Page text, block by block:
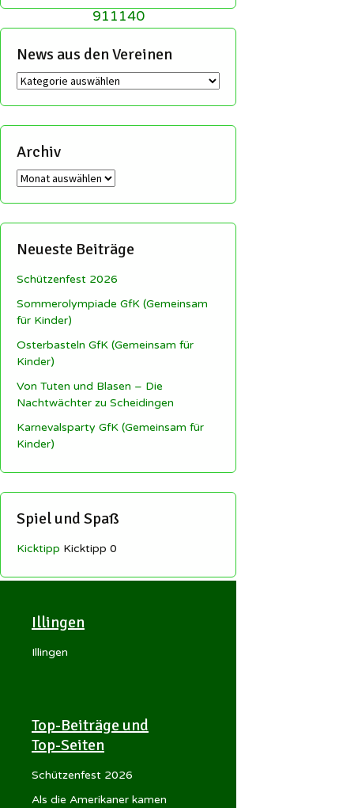
911140
News aus den Vereinen
News
Vereinen
Archiv
Archiv
Neueste Beiträge
Schützenfest 2026
Sommerolympiade GfK (Gemeinsam
für Kinder)
Osterbasteln GfK (Gemeinsam für
Kinder)
Von Tuten und Blasen – Die
Nachtwächter zu Scheidingen
Karnevalsparty GfK (Gemeinsam für
Kinder)
Spiel und Spaß
Kicktipp Kicktipp 0
Illingen
Illingen
Top-Beiträge und
Top-Seiten
Schützenfest 2026
Als die Amerikaner kamen